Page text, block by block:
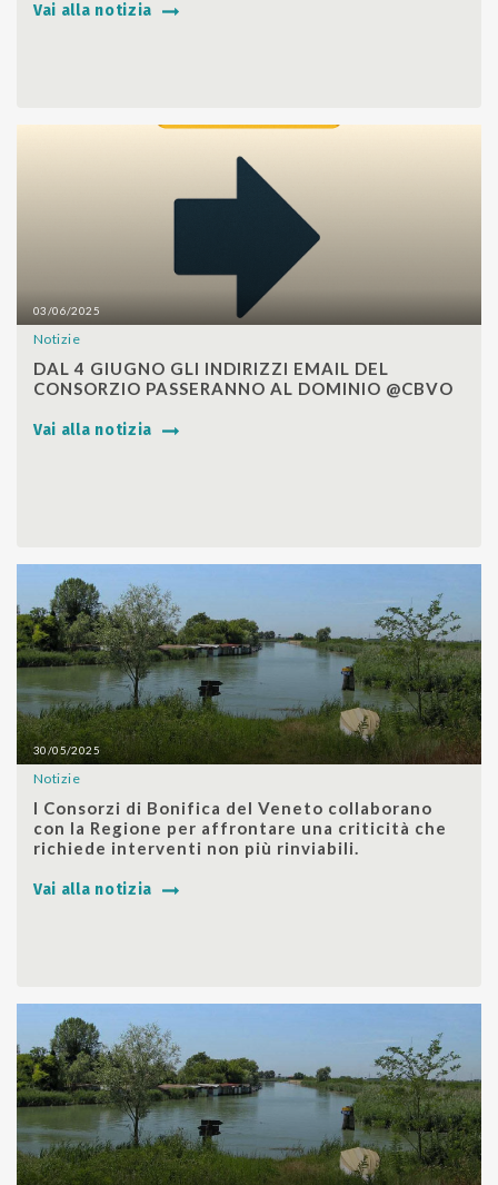
Vai alla notizia
03/06/2025
Notizie
DAL 4 GIUGNO GLI INDIRIZZI EMAIL DEL
CONSORZIO PASSERANNO AL DOMINIO @CBVO
Vai alla notizia
30/05/2025
Notizie
I Consorzi di Bonifica del Veneto collaborano
con la Regione per affrontare una criticità che
richiede interventi non più rinviabili.
Vai alla notizia